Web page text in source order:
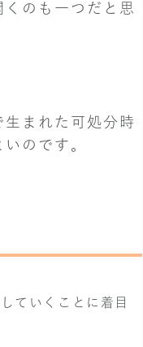
のも一つだと思
まれた可処分時
のです。
ていくことに着目